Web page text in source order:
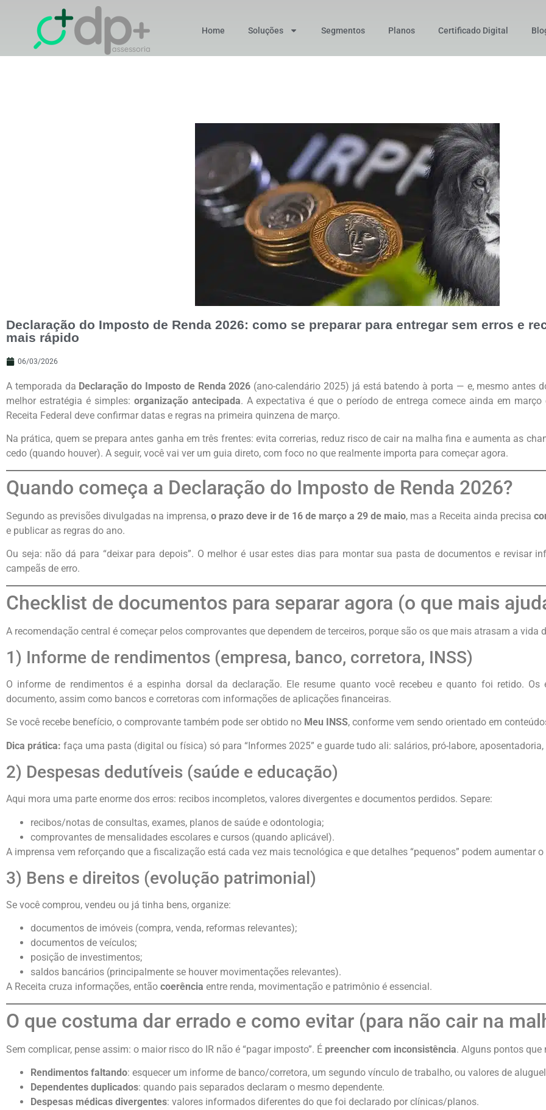
Home Soluções Segmentos Planos Certificado Digital
Declaração do Imposto de Renda 2026: como se preparar para entregar sem erros e
mais rápido
06/03/2026
A temporada da Declaração do Imposto de Renda 2026 (ano-calendário 2025) já está batendo à porta — e, mesmo antes
melhor estratégia é simples: organização antecipada. A expectativa é que o período de entrega comece ainda em
Receita Federal deve confirmar datas e regras na primeira quinzena de março.
Na prática, quem se prepara antes ganha em três frentes: evita correrias, reduz risco de cair na malha fina e aumenta as
cedo (quando houver). A seguir, você vai ver um guia direto, com foco no que realmente importa para começar agora.
Quando começa a Declaração do Imposto de Renda 2026?
Segundo as previsões divulgadas na imprensa, o prazo deve ir de 16 de março a 29 de maio, mas a Receita ainda precisa
e publicar as regras do ano.
Ou seja: não dá para “deixar para depois”. O melhor é usar estes dias para montar sua pasta de documentos e revisar
campeãs de erro.
Checklist de documentos para separar agora (o que mais
A recomendação central é começar pelos comprovantes que dependem de terceiros, porque são os que mais atrasam a vida
1) Informe de rendimentos (empresa, banco, corretora, INSS)
O informe de rendimentos é a espinha dorsal da declaração. Ele resume quanto você recebeu e quanto foi retido. Os
documento, assim como bancos e corretoras com informações de aplicações financeiras.
Se você recebe benefício, o comprovante também pode ser obtido no Meu INSS, conforme vem sendo orientado em
Dica prática: faça uma pasta (digital ou física) só para “Informes 2025” e guarde tudo ali: salários, pró-labore,
2) Despesas dedutíveis (saúde e educação)
Aqui mora uma parte enorme dos erros: recibos incompletos, valores divergentes e documentos perdidos. Separe:
recibos/notas de consultas, exames, planos de saúde e odontologia;
comprovantes de mensalidades escolares e cursos (quando aplicável).
A imprensa vem reforçando que a fiscalização está cada vez mais tecnológica e que detalhes “pequenos” podem aumentar
3) Bens e direitos (evolução patrimonial)
Se você comprou, vendeu ou já tinha bens, organize:
documentos de imóveis (compra, venda, reformas relevantes);
documentos de veículos;
posição de investimentos;
saldos bancários (principalmente se houver movimentações relevantes).
A Receita cruza informações, então coerência entre renda, movimentação e patrimônio é essencial.
O que costuma dar errado e como evitar (para não cair na
Sem complicar, pense assim: o maior risco do IR não é “pagar imposto”. É preencher com inconsistência. Alguns pontos que
Rendimentos faltando: esquecer um informe de banco/corretora, um segundo vínculo de trabalho, ou valores de
Dependentes duplicados: quando pais separados declaram o mesmo dependente.
Despesas médicas divergentes: valores informados diferentes do que foi declarado por clínicas/planos.